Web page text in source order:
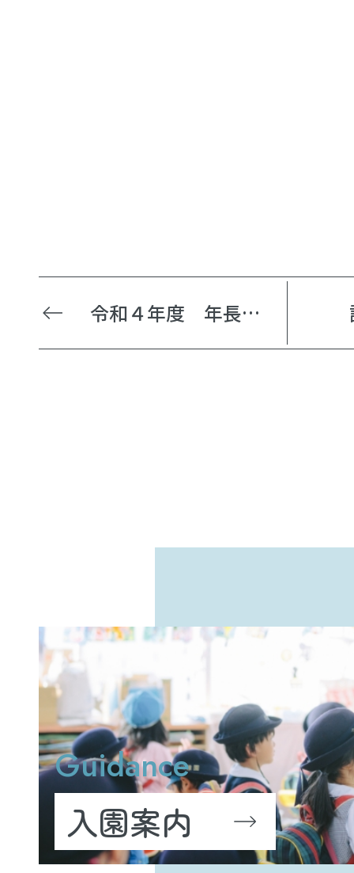
令和４年度 年長組 卒園式
Guidance
入園案内